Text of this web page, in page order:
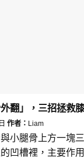
翻」，三招拯救膝
作者： Liam
小腿骨上方一塊
凹槽裡，主要作